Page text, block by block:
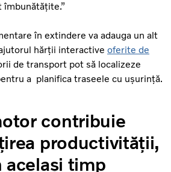
în extindere va adauga un alt
hărții interactive oferite de
de transport pot să localizeze
a planifica traseele cu ușurință.
contribuie
productivității,
același timp